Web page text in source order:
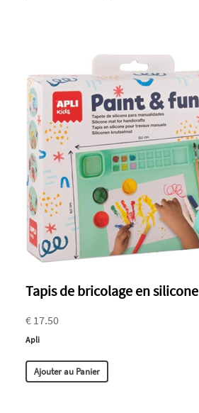
Tapis de bricolage en silicone
€ 17.50
Apli
Ajouter au Panier